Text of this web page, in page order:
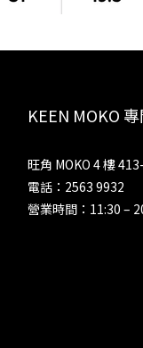
KEEN MOKO
旺角 MOKO 4 樓
電話：2563 9932
營業時間：11:30 –